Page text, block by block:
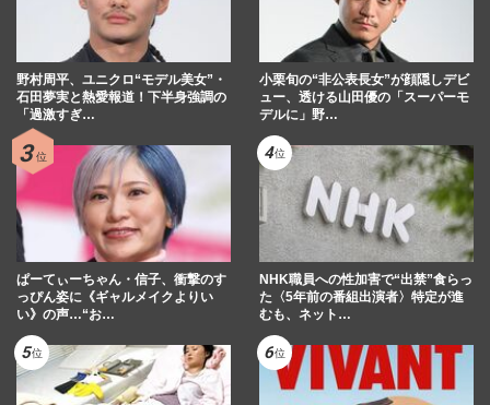
野村周平、ユニクロ“モデル美女”・
石田夢実と熱愛報道！下半身強調の
「過激すぎ…
小栗旬の“非公表長女”が顔隠しデビ
ュー、透ける山田優の「スーパーモ
デルに」野…
ぱーてぃーちゃん・信子、衝撃のす
っぴん姿に《ギャルメイクよりい
い》の声…“お…
NHK職員への性加害で“出禁”食らっ
た〈5年前の番組出演者〉特定が進
むも、ネット…